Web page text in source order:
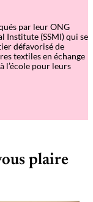
par leur ONG
Institute (SSMI) qui se
défavorisé de
textiles en échange
l’école pour leurs
plaire